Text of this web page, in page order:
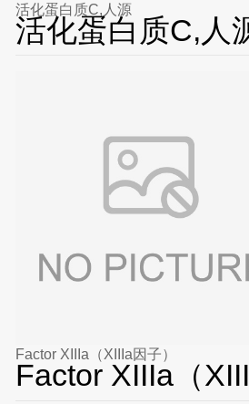
活化蛋白质C,人源
活化蛋白质C,人
Factor XIIIa（XIIIa因子）
Factor XIIIa（